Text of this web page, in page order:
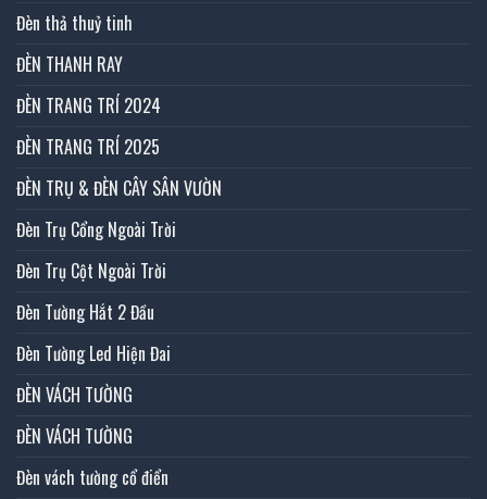
Đèn thả thuỷ tinh
ĐÈN THANH RAY
ĐÈN TRANG TRÍ 2024
ĐÈN TRANG TRÍ 2025
ĐÈN TRỤ & ĐÈN CÂY SÂN VƯỜN
Đèn Trụ Cổng Ngoài Trời
Đèn Trụ Cột Ngoài Trời
Đèn Tường Hắt 2 Đầu
Đèn Tường Led Hiện Đai
ĐÈN VÁCH TƯỜNG
ĐÈN VÁCH TƯỜNG
Đèn vách tường cổ điển